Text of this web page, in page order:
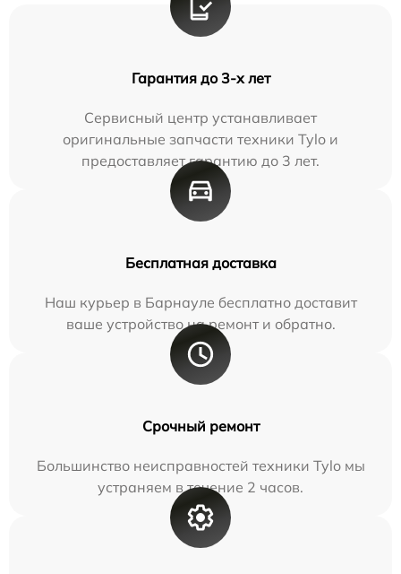
Гарантия до 3-х лет
Сервисный центр устанавливает
оригинальные запчасти техники Tylo и
предоставляет гарантию до 3 лет.
Бесплатная доставка
Наш курьер в Барнауле бесплатно доставит
ваше устройство на ремонт и обратно.
Срочный ремонт
Большинство неисправностей техники Tylo мы
устраняем в течение 2 часов.